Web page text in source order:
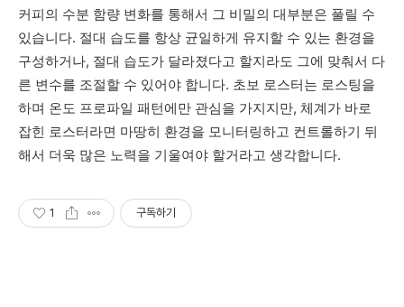
커피의 수분 함량 변화를 통해서 그 비밀의 대부분은 풀릴 수
있습니다. 절대 습도를 항상 균일하게 유지할 수 있는 환경을
구성하거나, 절대 습도가 달라졌다고 할지라도 그에 맞춰서 다
른 변수를 조절할 수 있어야 합니다. 초보 로스터는 로스팅을
하며 온도 프로파일 패턴에만 관심을 가지지만, 체계가 바로
잡힌 로스터라면 마땅히 환경을 모니터링하고 컨트롤하기 뒤
해서 더욱 많은 노력을 기울여야 할거라고 생각합니다.
1 구독하기